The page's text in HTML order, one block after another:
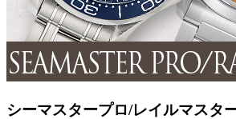
シーマスタープロ/レイルマスタ